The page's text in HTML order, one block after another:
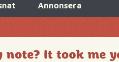
Annonsera
note? It took me